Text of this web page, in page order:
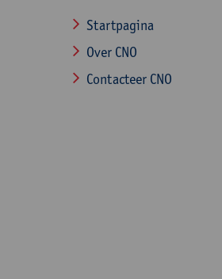
Startpagina
Over CNO
Contacteer CNO